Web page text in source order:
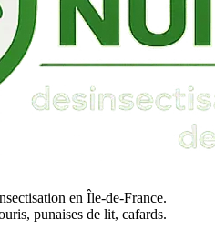
en Île-de-France.
punaises de lit, cafards.